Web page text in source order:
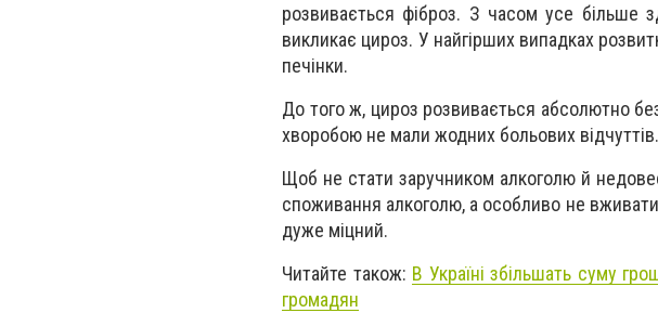
розвивається фіброз. З часом усе більше
викликає цироз. У найгірших випадках
печінки.
До того ж, цироз розвивається абсолютно
хворобою не мали жодних больових відчуттів.
Щоб не стати заручником алкоголю й
споживання алкоголю, а особливо не
дуже міцний.
Читайте також: В Україні збільшать суму
громадян